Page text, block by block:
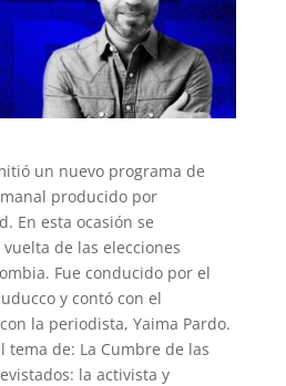
un nuevo programa de
producido por
En esta ocasión se
de las elecciones
Fue conducido por el
y contó con el
la periodista, Yaima Pardo.
tema de: La Cumbre de las
la activista y